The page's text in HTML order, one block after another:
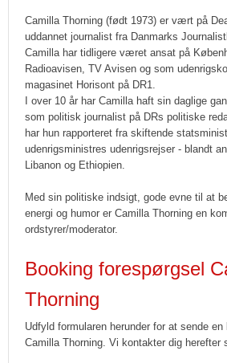
Camilla Thorning (født 1973) er vært på
uddannet journalist fra Danmarks
Camilla har tidligere været ansat på
Radioavisen, TV Avisen og som
magasinet Horisont på DR1.
I over 10 år har Camilla haft sin daglige
som politisk journalist på DRs politiske
har hun rapporteret fra skiftende
udenrigsministres udenrigsrejser - blandt
Libanon og Ethiopien.
Med sin politiske indsigt, gode evne til at
energi og humor er Camilla Thorning en
ordstyrer/moderator.
Booking forespørgsel
Thorning
Udfyld formularen herunder for at sende
Camilla Thorning. Vi kontakter dig herefter